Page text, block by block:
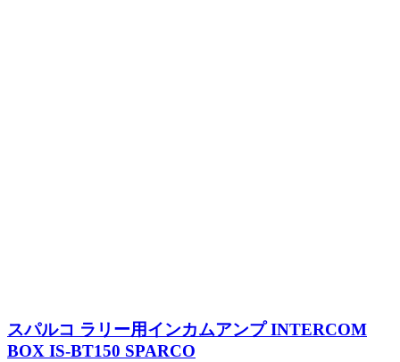
スパルコ ラリー用インカムアンプ INTERCOM
BOX IS-BT150 SPARCO